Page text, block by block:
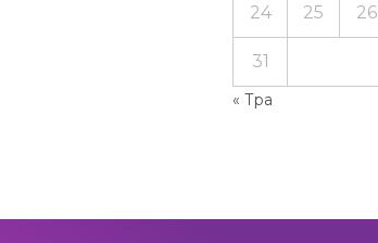
« Тра
24 25 26
31